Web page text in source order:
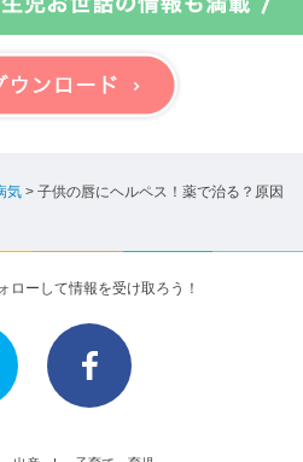
気 > 子供の唇にヘルペス！薬で治る？原因
ローして情報を受け取ろう！